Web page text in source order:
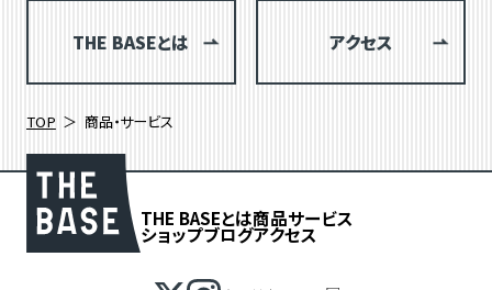
THE BASEとは アクセス
TOP 商品・サービス
THE BASEとは商品サービス
ショップブログアクセス